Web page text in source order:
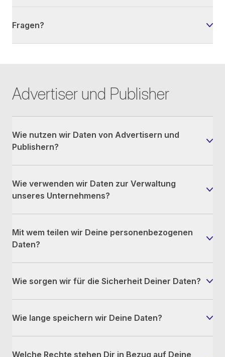
Fragen?
Advertiser und Publisher
Wie nutzen wir Daten von Advertisern und
Publishern?
Wie verwenden wir Daten zur Verwaltung
unseres Unternehmens?
Mit wem teilen wir Deine personenbezogenen
Daten?
Wie sorgen wir für die Sicherheit Deiner Daten?
Wie lange speichern wir Deine Daten?
Welche Rechte stehen Dir in Bezug auf Deine